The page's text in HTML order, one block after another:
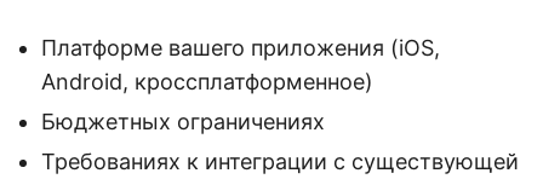
Платформе вашего приложения (iOS,
Android, кроссплатформенное)
Бюджетных ограничениях
Требованиях к интеграции с существующей